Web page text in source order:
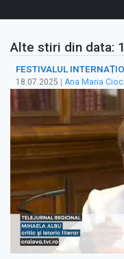
Alte stiri din data:
FESTIVALUL
18.07.2025 Ana Maria